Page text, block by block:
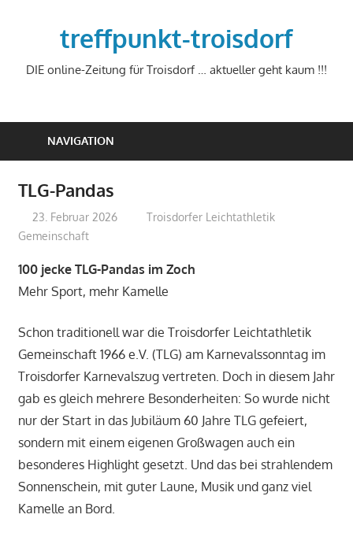
treffpunkt-troisdorf
DIE online-Zeitung für Troisdorf … aktueller geht kaum !!!
NAVIGATION
TLG-Pandas
23. Februar 2026 treffpunkt
Troisdorfer Leichtathletik
Gemeinschaft
100 jecke TLG-Pandas im Zoch
Mehr Sport, mehr Kamelle
Schon traditionell war die Troisdorfer Leichtathletik
Gemeinschaft 1966 e.V. (TLG) am Karnevalssonntag im
Troisdorfer Karnevalszug vertreten. Doch in diesem Jahr
gab es gleich mehrere Besonderheiten: So wurde nicht
nur der Start in das Jubiläum 60 Jahre TLG gefeiert,
sondern mit einem eigenen Großwagen auch ein
besonderes Highlight gesetzt. Und das bei strahlendem
Sonnenschein, mit guter Laune, Musik und ganz viel
Kamelle an Bord.